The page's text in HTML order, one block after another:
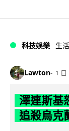
科技娛樂 生
Lawton 1 日
澤連斯基
追殺烏克